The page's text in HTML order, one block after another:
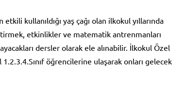
kullanıldığı yaş çağı olan ilkokul yıllarında
etkinlikler ve matematik antrenmanları
dersler olarak ele alınabilir. İlkokul Özel
öğrencilerine ulaşarak onları gelecek